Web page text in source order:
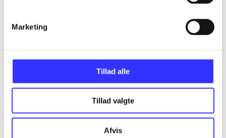
Marketing
Tillad alle
Tillad valgte
Afvis
Alle registrerede artikler fordelt på udgivelser
...